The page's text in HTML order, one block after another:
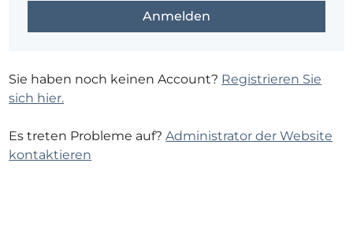
Sie haben noch keinen Account? Registrieren Sie
sich hier.
Es treten Probleme auf?Administrator der Website
kontaktieren